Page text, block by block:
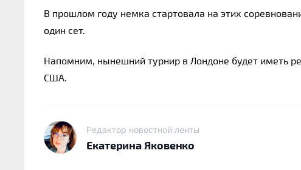
В прошлом году немка стартовала на этих
один сет.
Напомним, нынешний турнир в Лондоне будет иметь
США.
Редактор новостной ленты
Екатерина Яковенко